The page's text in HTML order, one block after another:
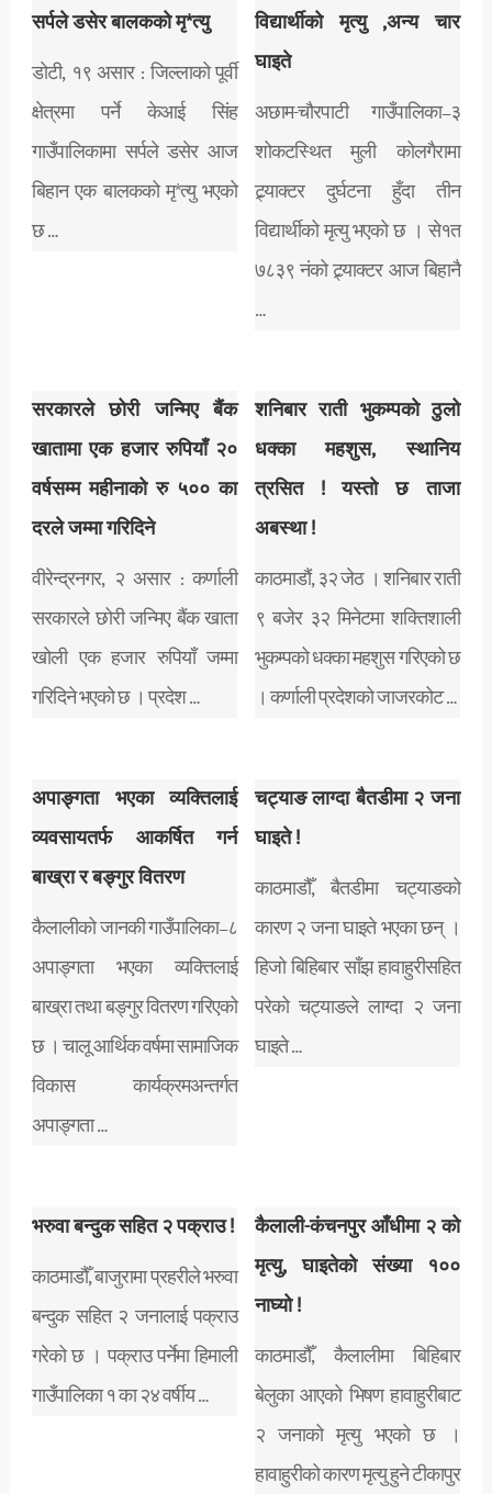
सर्पले डसेर बालकको मृ*त्यु
डोटी, १९ असार : जिल्लाको पूर्वी
क्षेत्रमा पर्ने केआई सिंह
गाउँपालिकामा सर्पले डसेर आज
बिहान एक बालकको मृ*त्यु भएको
छ …
विद्यार्थीको मृत्यु ,अन्य चार
घाइते
अछाम-चौरपाटी गाउँपालिका–३
शोकटस्थित मुली कोलगैरामा
ट्र्याक्टर दुर्घटना हुँदा तीन
विद्यार्थीको मृत्यु भएको छ । से१त
७८३९ नंको ट्र्याक्टर आज बिहानै
…
सरकारले छोरी जन्मिए बैंक
खातामा एक हजार रुपियाँ २०
वर्षसम्म महीनाको रु ५०० का
दरले जम्मा गरिदिने
वीरेन्द्रनगर, २ असार : कर्णाली
सरकारले छोरी जन्मिए बैंक खाता
खोली एक हजार रुपियाँ जम्मा
गरिदिने भएको छ । प्रदेश …
शनिबार राती भुकम्पको ठुलो
धक्का महशुस, स्थानिय
त्रसित ! यस्तो छ ताजा
अबस्था !
काठमाडौं, ३२ जेठ । शनिबार राती
९ बजेर ३२ मिनेटमा शक्तिशाली
भुकम्पको धक्का महशुस गरिएको छ
। कर्णाली प्रदेशको जाजरकोट …
अपाङ्गता भएका व्यक्तिलाई
व्यवसायतर्फ आकर्षित गर्न
बाख्रा र बङ्गुर वितरण
कैलालीको जानकी गाउँपालिका–८
अपाङ्गता भएका व्यक्तिलाई
बाख्रा तथा बङ्गुर वितरण गरिएको
छ । चालू आर्थिक वर्षमा सामाजिक
विकास कार्यक्रमअन्तर्गत
अपाङ्गता …
चट्याङ लाग्दा बैतडीमा २ जना
घाइते !
काठमाडौँ, बैतडीमा चट्याङको
कारण २ जना घाइते भएका छन् ।
हिजो बिहिबार साँझ हावाहुरीसहित
परेको चट्याङले लाग्दा २ जना
घाइते …
भरुवा बन्दुक सहित २ पक्राउ !
काठमाडौँ, बाजुरामा प्रहरीले भरुवा
बन्दुक सहित २ जनालाई पक्राउ
गरेको छ । पक्राउ पर्नेमा हिमाली
गाउँपालिका १ का २४ वर्षीय …
कैलाली-कंचनपुर आँधीमा २ को
मृत्यु, घाइतेको संख्या १००
नाघ्यो !
काठमाडौँ, कैलालीमा बिहिबार
बेलुका आएको भिषण हावाहुरीबाट
२ जनाको मृत्यु भएको छ ।
हावाहुरीको कारण मृत्यु हुने टीकापुर